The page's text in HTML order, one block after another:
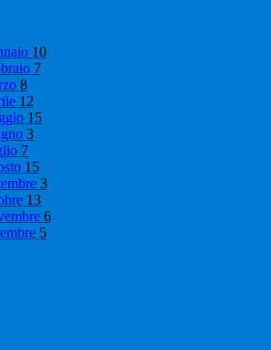
10
7
8
12
15
3
7
15
3
13
6
5